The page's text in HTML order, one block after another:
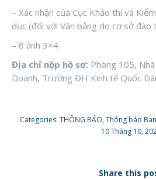
– Xác nhận của Cục Khảo thí và
dục (đối với Văn bằng do cơ sở đào
– 8 ảnh 3×4
Địa chỉ nộp hồ sơ: Phòng 105,
Doanh, Trường ĐH Kinh tế Quốc
Categories: THÔNG BÁO,Thông báo
10 Tháng 10,
Share this